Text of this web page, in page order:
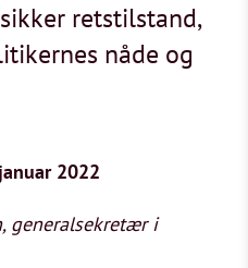
retstilstand,
nåde og
2022
generalsekretær i